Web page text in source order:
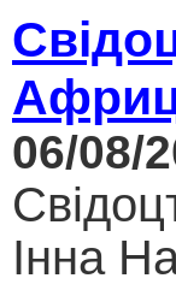
06/08/
Інна